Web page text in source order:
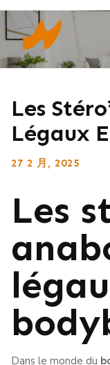
Les
Légaux
27 2 月, 2025
Les
Dans le monde du